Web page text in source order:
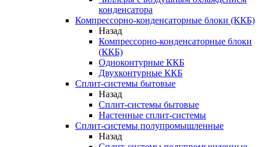
конденсатора
Компрессорно-конденсаторные блоки (ККБ)
Назад
Компрессорно-конденсаторные блоки
(ККБ)
Одноконтурные ККБ
Двухконтурные ККБ
Сплит-системы бытовые
Назад
Сплит-системы бытовые
Настенные сплит-системы
Сплит-системы полупромышленные
Назад